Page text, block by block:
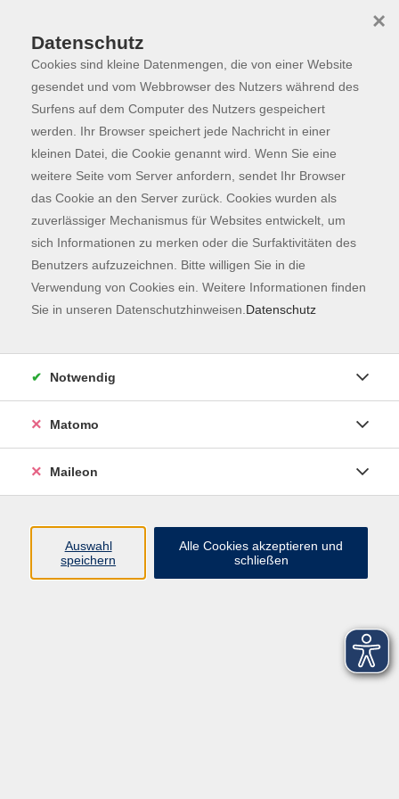
Skip to main content
Dozierende
Der Dozent konnte leider nicht gefunden
werden
Datenschutzerklärung
Datenschutz
Cookies sind kleine Datenmengen, die von einer Website
gesendet und vom Webbrowser des Nutzers während des
Surfens auf dem Computer des Nutzers gespeichert
werden. Ihr Browser speichert jede Nachricht in einer
kleinen Datei, die Cookie genannt wird. Wenn Sie eine
weitere Seite vom Server anfordern, sendet Ihr Browser
das Cookie an den Server zurück. Cookies wurden als
zuverlässiger Mechanismus für Websites entwickelt, um
sich Informationen zu merken oder die Surfaktivitäten des
Benutzers aufzuzeichnen. Bitte willigen Sie in die
Verwendung von Cookies ein. Weitere Informationen finden
Sie in unseren Datenschutzhinweisen. Datenschutz
×
Notwendig
Matomo
Maileon
Auswahl
speichern
Alle Cookies akzeptieren und
schließen